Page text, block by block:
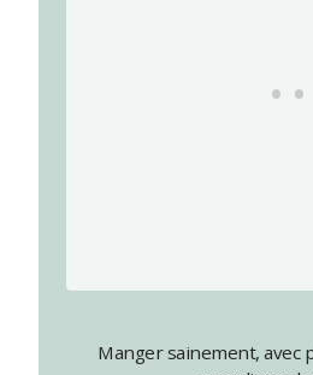
Manger sainement, avec